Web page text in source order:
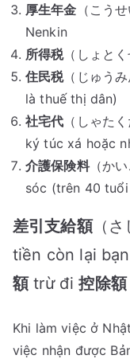
厚生年金 （こう
Nenkin
所得税（しょと
住民税（じゅう
là thuế thị dân)
社宅代 （しゃた
ký túc xá hoặc
介護保険料（か
sóc (trên 40
差引支給額（さ
tiền còn lại
額trừ đi控除額
Khi làm việc ở
việc nhận được